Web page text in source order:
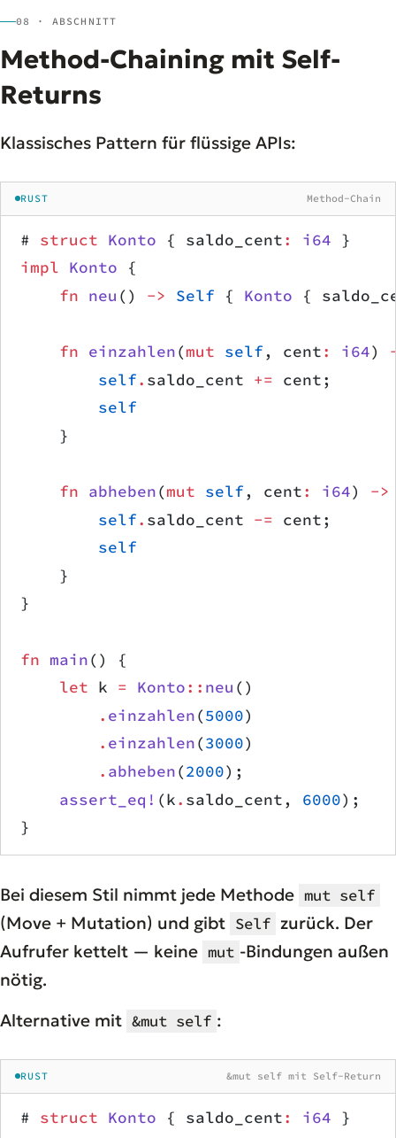
08 · ABSCHNITT
Method-Chaining mit Self-
Returns
Klassisches Pattern für flüssige APIs:
RUST Method-Chain
# struct Konto { saldo_cent: i64 }
impl Konto {
    fn
neu () -> Self { Konto {
    fn
einzahlen(mut self, cent: i64)
        self
. saldo_cent += cent;
        self
    }
    fn
abheben(mut self, cent: i64) ->
        self
. saldo_cent -= cent;
        self
    }
}
fn main() {
    let
k = Konto:: neu ()
        .
einzahlen(5000)
        .
einzahlen(3000)
        .
abheben(2000);
    assert_eq!
(k. saldo_cent, 6000);
}
Bei diesem Stil nimmt jede Methode mut self
(Move + Mutation) und gibt Self zurück. Der
Aufrufer kettelt — keine mut -Bindungen außen
nötig.
Alternative mit &mut self :
RUST &mut self mit Self-Return
# struct Konto { saldo_cent: i64 }